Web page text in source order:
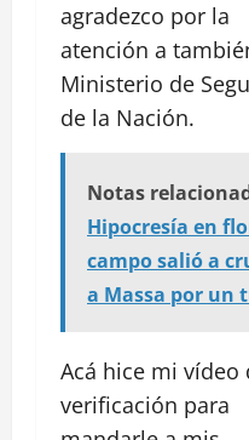
agradezco por la
atención a
Ministerio de
de la Nación.
Notas
Hipocresía en
campo salió a
a Massa por un
Acá hice mi vídeo
verificación para